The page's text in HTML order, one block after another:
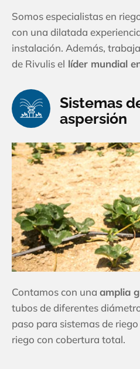
Somos especialistas en
con una dilatada
instalación. Además,
de Rivulis el líder mundial
Sistemas
aspersión
Contamos con una amplia
tubos de diferentes
paso para sistemas de
riego con cobertura total.